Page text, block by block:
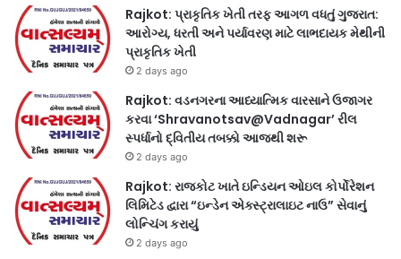
Rajkot: પ્રાકૃતિક ખેતી તરફ આગળ વધતું ગુજરાત:
આરોગ્ય, ધરતી અને પર્યાવરણ માટે લાભદાયક મેથીની
પ્રાકૃતિક ખેતી
2 days ago
Rajkot: વડનગરના આધ્યાત્મિક વારસાને ઉજાગર
કરવા ‘Shravanotsav@Vadnagar’ રીલ
સ્પર્ધાનો દ્વિતીય તબક્કો આજથી શરૂ
2 days ago
Rajkot: રાજકોટ ખાતે ઇન્ડિયન ઓઇલ કોર્પોરેશન
લિમિટેડ દ્વારા “ઇન્ડેન એક્સ્ટ્રાલાઇટ નાઉ” સેવાનું
લોન્ચિંગ કરાયું
2 days ago